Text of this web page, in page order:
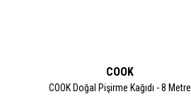
COOK
COOK Doğal Pişirme Kağıdı - 8 Metre